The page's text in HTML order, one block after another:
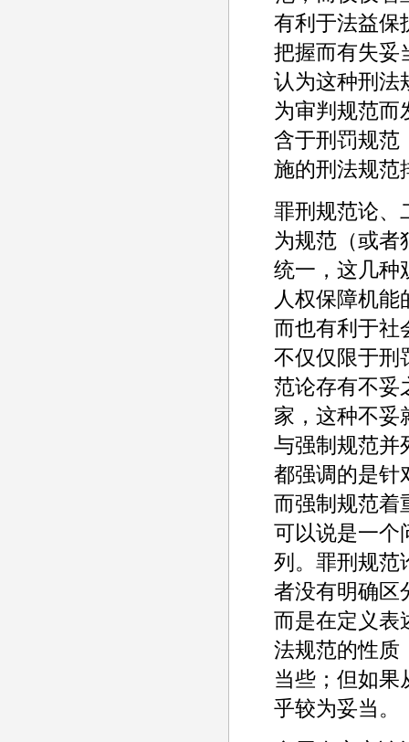
有利于法益保
把握而有失妥
认为这种刑法
为审判规范而
含于刑罚规范
施的刑法规范
罪刑规范论、
为规范（或者
统一，这几种
人权保障机
而也有利于社
不仅仅限于刑
范论存有不妥
家，这种不妥
与强制规范并
都强调的是针
而强制规范着
可以说是一个
列。罪刑规范
者没有明确区
而是在定义表
法规范的性质
当些；但如果
乎较为妥当。